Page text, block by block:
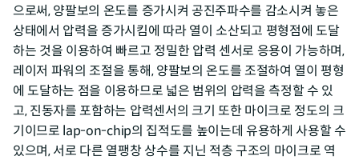
으로써, 양팔보의 온도를 증가시켜 공진주파수를 감소시켜 놓은
상태에서 압력을 증가시킴에 따라 열이 소산되고 평형점에 도달
하는 것을 이용하여 빠르고 정밀한 압력 센서로 응용이 가능하며,
레이저 파워의 조절을 통해, 양팔보의 온도를 조절하여 열이 평형
에 도달하는 점을 이용하므로 넓은 범위의 압력을 측정할 수 있
고, 진동자를 포함하는 압력센서의 크기 또한 마이크로 정도의 크
기이므로 lap-on-chip의 집적도를 높이는데 유용하게 사용할 수
있으며, 서로 다른 열팽창 상수를 지닌 적층 구조의 마이크로 역